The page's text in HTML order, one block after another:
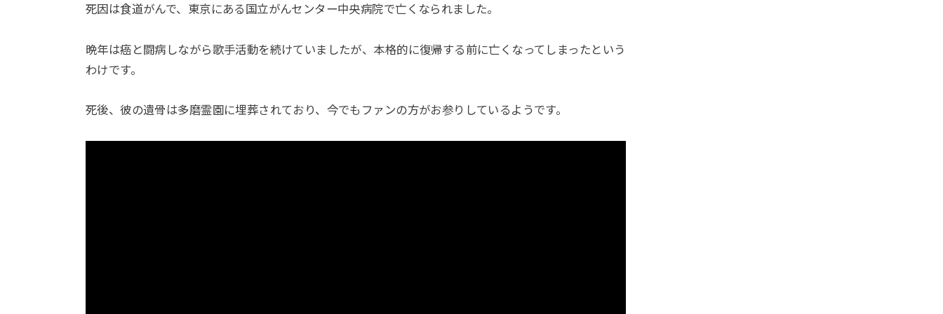
死因は食道がんで、東京にある国立がんセンター中央病院で亡くなられました。
晩年は癌と闘病しながら歌手活動を続けていましたが、本格的に復帰する前に亡くなってしまったという
わけです。
死後、彼の遺骨は多磨霊園に埋葬されており、今でもファンの方がお参りしているようです。